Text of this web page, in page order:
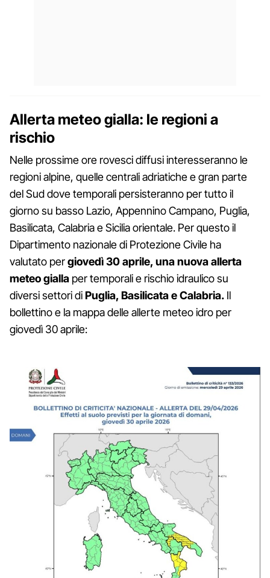
Allerta meteo gialla: le regioni a
rischio
Nelle prossime ore rovesci diffusi interesseranno le
regioni alpine, quelle centrali adriatiche e gran parte
del Sud dove temporali persisteranno per tutto il
giorno su basso Lazio, Appennino Campano, Puglia,
Basilicata, Calabria e Sicilia orientale. Per questo il
Dipartimento nazionale di Protezione Civile ha
valutato pergiovedì 30 aprile, una nuova allerta
meteo gialla per temporali e rischio idraulico su
diversi settori diPuglia, Basilicata e Calabria. Il
bollettino e la mappa delle allerte meteo idro per
giovedì 30 aprile: